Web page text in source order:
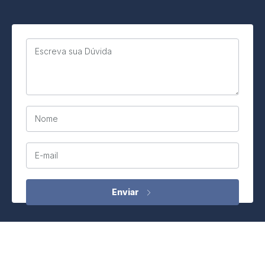
Escreva sua Dúvida
Nome
E-mail